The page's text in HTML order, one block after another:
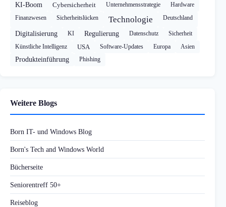
KI-Boom Cybersicherheit Unternehmensstrategie
Hardware
Finanzwesen
Sicherheitslücken Technologie Deutschland
Digitalisierung KI Regulierung Datenschutz
Sicherheit
Künstliche Intelligenz
USA Software-Updates Europa Asien
Produkteinführung Phishing
Weitere Blogs
Born IT- und Windows Blog
Born's Tech and Windows World
Bücherseite
Seniorentreff 50+
Reiseblog